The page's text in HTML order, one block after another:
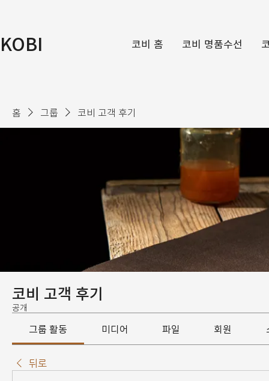
KOBI 코비 홈 코비 명품수선
홈 그룹 코비 고객 후기
코비 고객 후기
공개
그룹 활동 미디어 파일 회원
뒤로